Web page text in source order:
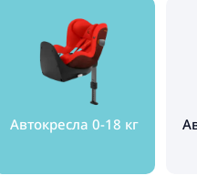
Автокресла 0-18 кг